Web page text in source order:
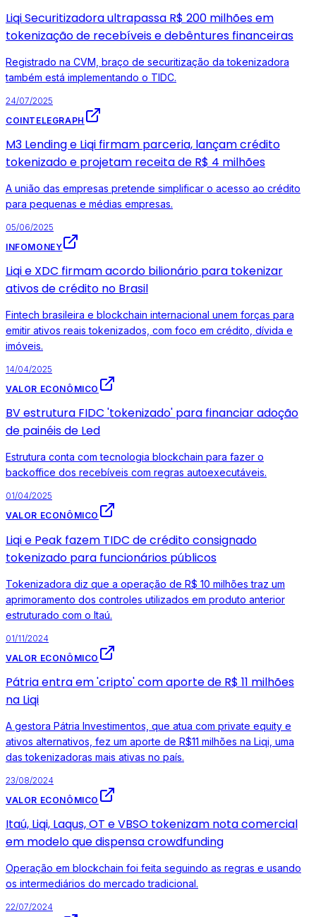
Liqi Securitizadora ultrapassa R$ 200 milhões em
tokenização de recebíveis e debêntures financeiras
Registrado na CVM, braço de securitização da tokenizadora
também está implementando o TIDC.
24/07/2025
COINTELEGRAPH
M3 Lending e Liqi firmam parceria, lançam crédito
tokenizado e projetam receita de R$ 4 milhões
A união das empresas pretende simplificar o acesso ao crédito
para pequenas e médias empresas.
05/06/2025
INFOMONEY
Liqi e XDC firmam acordo bilionário para tokenizar
ativos de crédito no Brasil
Fintech brasileira e blockchain internacional unem forças para
emitir ativos reais tokenizados, com foco em crédito, dívida e
imóveis.
14/04/2025
VALOR ECONÔMICO
BV estrutura FIDC 'tokenizado' para financiar adoção
de painéis de Led
Estrutura conta com tecnologia blockchain para fazer o
backoffice dos recebíveis com regras autoexecutáveis.
01/04/2025
VALOR ECONÔMICO
Liqi e Peak fazem TIDC de crédito consignado
tokenizado para funcionários públicos
Tokenizadora diz que a operação de R$ 10 milhões traz um
aprimoramento dos controles utilizados em produto anterior
estruturado com o Itaú.
01/11/2024
VALOR ECONÔMICO
Pátria entra em 'cripto' com aporte de R$ 11 milhões
na Liqi
A gestora Pátria Investimentos, que atua com private equity e
ativos alternativos, fez um aporte de R$11 milhões na Liqi, uma
das tokenizadoras mais ativas no país.
23/08/2024
VALOR ECONÔMICO
Itaú, Liqi, Laqus, OT e VBSO tokenizam nota comercial
em modelo que dispensa crowdfunding
Operação em blockchain foi feita seguindo as regras e usando
os intermediários do mercado tradicional.
22/07/2024